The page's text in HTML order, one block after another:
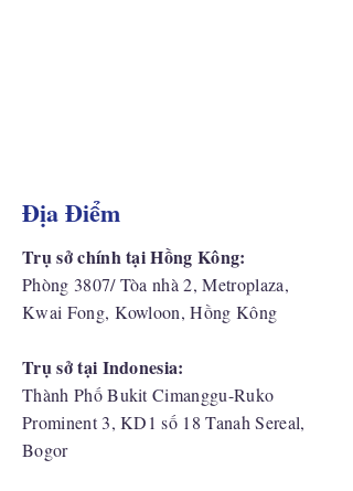
Địa Điểm
Trụ sở chính tại Hồng Kông:
Phòng 3807/ Tòa nhà 2, Metroplaza,
Kwai Fong, Kowloon, Hồng Kông
Trụ sở tại Indonesia:
​Thành Phố Bukit Cimanggu-Ruko
Prominent 3, KD1 số 18 Tanah Sereal,
Bogor